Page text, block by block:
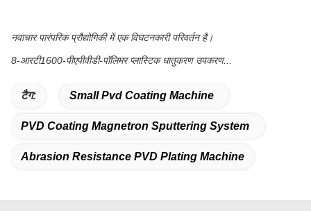
नवाचार पारंपरिक प्रौद्योगिकी में एक विघटनकारी परिवर्तन है।
8-आरटी1600-पीएपीवीडी-पॉलिमर प्लास्टिक धातुकरण उपकरण...
टैग: Small Pvd Coating Machine
PVD Coating Magnetron Sputtering System
Abrasion Resistance PVD Plating Machine